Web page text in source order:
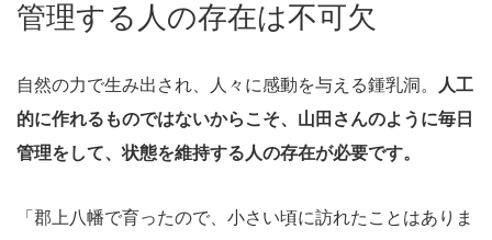
管理する人の存在は不可欠
自然の力で生み出され、人々に感動を与える鍾乳洞。
人工
的に作れるものではないからこそ、山田さんのように毎日
管理をして、状態を維持する人の存在が必要です。
「郡上八幡で育ったので、小さい頃に訪れたことはありま